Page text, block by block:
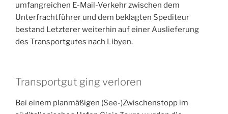
umfangreichen E-Mail-Verkehr zwischen dem
Unterfrachtführer und dem beklagten Spediteur
bestand Letzterer weiterhin auf einer Auslieferung
des Transportgutes nach Libyen.
Transportgut ging verloren
Bei einem planmäßigen (See-)Zwischenstopp im